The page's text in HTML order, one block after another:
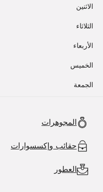
الاثنين
الثلاثاء
الأربعاء
الخميس
الجمعة
المجوهرات
حقائب وإكسسوارات
العطور